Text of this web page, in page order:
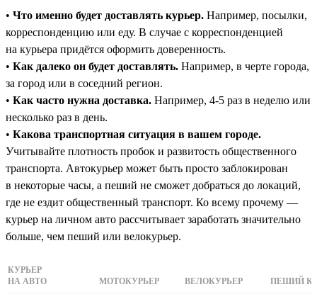
• Что именно будет доставлять курьер. Например, посылки,
корреспонденцию или еду. В случае с корреспонденцией
на курьера придётся оформить доверенность.
• Как далеко он будет доставлять. Например, в черте города,
за город или в соседний регион.
• Как часто нужна доставка. Например, 4-5 раз в неделю или
несколько раз в день.
• Какова транспортная ситуация в вашем городе.
Учитывайте плотность пробок и развитость общественного
транспорта. Автокурьер может быть просто заблокирован
в некоторые часы, а пеший не сможет добраться до локаций,
где не ездит общественный транспорт. Ко всему прочему —
курьер на личном авто рассчитывает заработать значительно
больше, чем пеший или велокурьер.
КУРЬЕР
НА АВТО
МОТОКУРЬЕР ВЕЛОКУРЬЕР ПЕШИЙ